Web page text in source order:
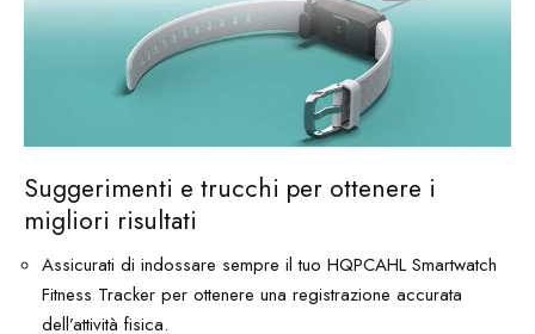
Suggerimenti e trucchi per ottenere i
migliori risultati
Assicurati di indossare sempre il tuo HQPCAHL Smartwatch
Fitness Tracker per ottenere una registrazione accurata
dell’attività fisica.